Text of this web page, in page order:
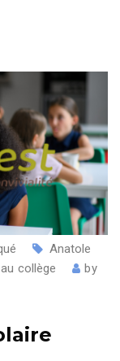
Anatole
collège
by